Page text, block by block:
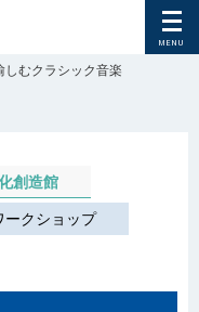
しむクラシック音楽
創造館
ークショップ